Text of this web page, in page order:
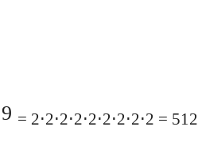
9 = 2⋅2⋅2⋅2⋅2⋅2⋅2⋅2⋅2 = 512